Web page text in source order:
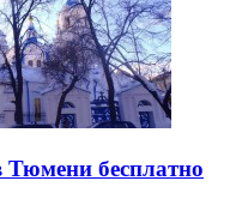
Тюмени бесплатно